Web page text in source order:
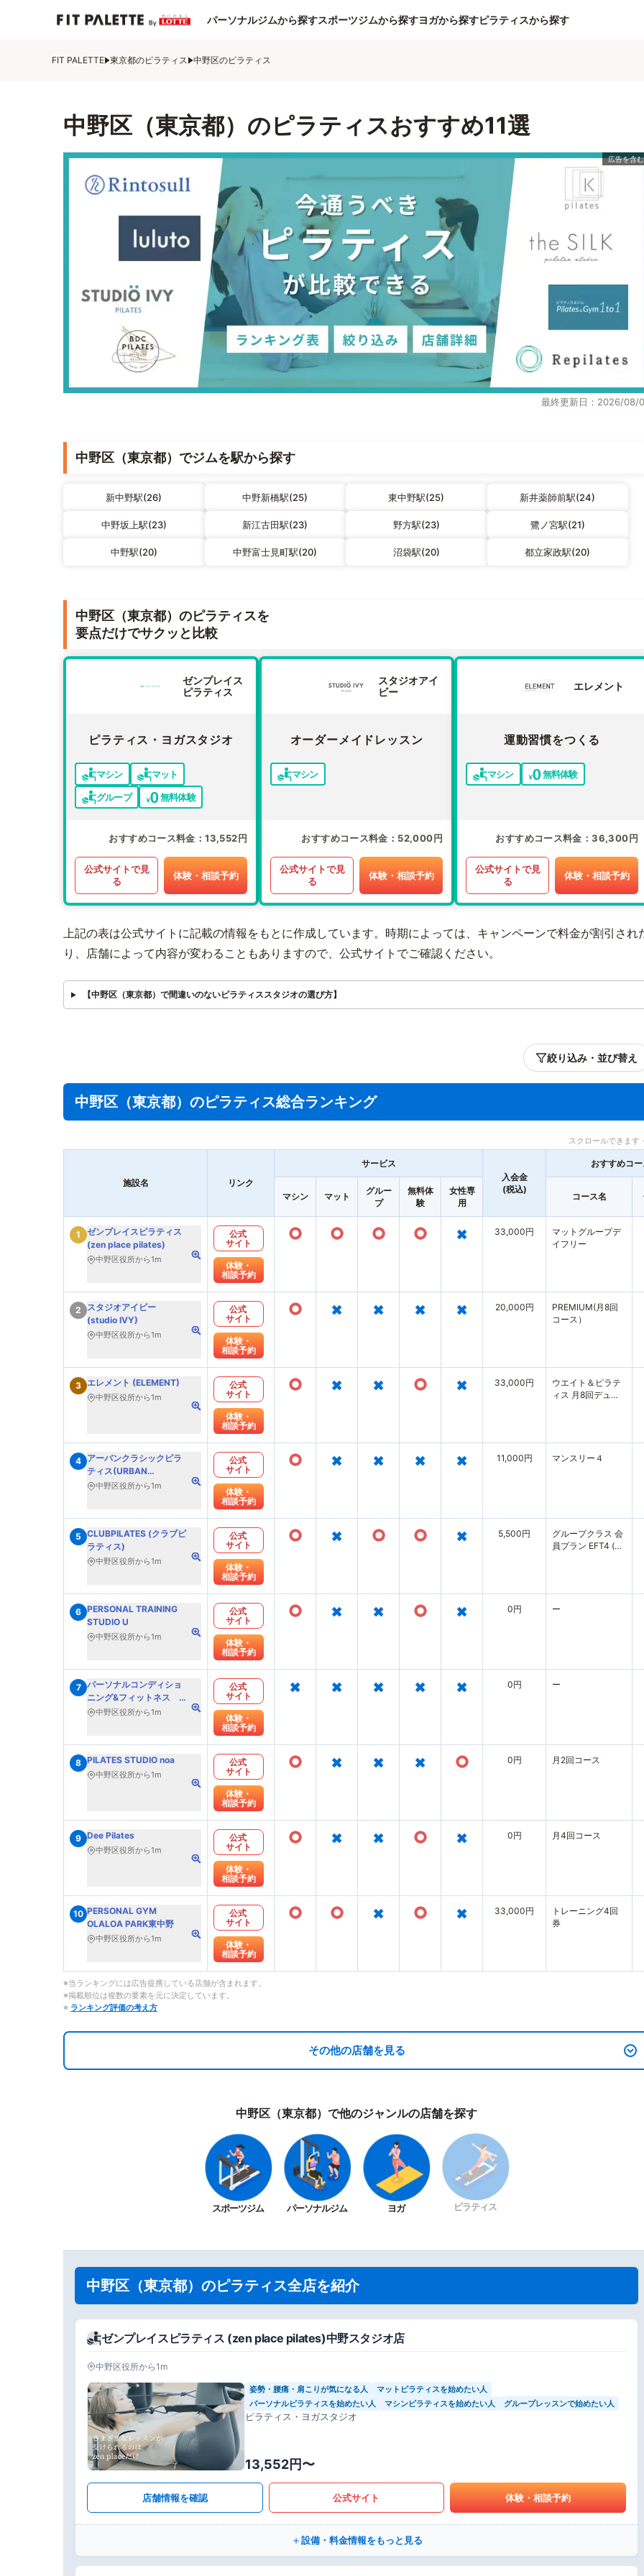
パーソナルジムから探すスポーツジムから探すヨガから探すピラティスから探す
FIT PALETTE 東京都のピラティス 中野区のピラティス
中野区（東京都）のピラティスおすすめ11選
最終更新日：2026/08/
中野区（東京都）でジムを駅から探す
新中野駅(26) 中野新橋駅(25) 東中野駅(25) 新井薬師前駅(24)
中野坂上駅(23) 新江古田駅(23) 野方駅(23) 鷺ノ宮駅(21)
中野駅(20) 中野富士見町駅(20) 沼袋駅(20) 都立家政駅(20)
中野区（東京都）のピラティスを
要点だけでサクッと比較
ゼンプレイス
ピラティス
ピラティス・ヨガスタジオ
マシン
マット
グループ
無料体験
おすすめコース料金 13,552円
公式サイトで見
る
体験・相談予約
スタジオアイ
ビー
オーダーメイドレッスン
マシン
おすすめコース料金 52,000円
公式サイトで見
る
体験・相談予約
エレメント
運動習慣をつくる
マシン 無料体験
おすすめコース料金 36,300円
公式サイトで見
る
体験・相談予約
上記の表は公式サイトに記載の情報をもとに作成しています。時期によっては、キャンペーンで料金が割引され
り、店舗によって内容が変わることもありますので、公式サイトでご確認ください。
【中野区（東京都）で間違いのないピラティススタジオの選び方】
絞り込み・並び替え
中野区（東京都）のピラティス総合ランキング
スクロールできま
施設名 リンク
サービス
入会金
(税込)
おすすめコ
マシン マット
グルー
プ
無料体
験
女性専
用
コース名
1
ゼンプレイスピラティス
(zen place pilates)
中野区役所から1m
公式
サイト
体験・
相談予約
○ ○ ○ ○ × 33,000円
マットグループデ
イフリー
2
スタジオアイビー
(studio IVY)
中野区役所から1m
公式
サイト
体験・
相談予約
○ × × × × 20,000円
PREMIUM(月8回
コース）
3 エレメント (ELEMENT)
中野区役所から1m
公式
サイト
体験・
相談予約
○ × × ○ × 33,000円
ウエイト＆ピラテ
ィス 月8回デュア
4 アーバンクラシックピラ
ティス(URBAN
CLASSIC PILATES)
中野区役所から1m
公式
サイト
体験・
相談予約
○ × × × × 11,000円 マンスリー４
5 CLUBPILATES (クラブピ
ラティス)
中野区役所から1m
公式
サイト
体験・
相談予約
○ × ○ ○ × 5,500円
グループクラス 会
員プラン EFT4 (月
6 PERSONAL TRAINING
STUDIO U
中野区役所から1m
公式
サイト
体験・
相談予約
○ × × ○ × 0円 ー
7 パーソナルコンディショ
ニング&フィットネス
jamMDy(ジャムディ)
中野区役所から1m
公式
サイト
体験・
相談予約
× × × × × 0円 ー
8 PILATES STUDIO noa
中野区役所から1m
公式
サイト
体験・
相談予約
○ × × × ○ 0円 月2回コース
9 Dee Pilates
中野区役所から1m
公式
サイト
体験・
相談予約
○ × × ○ × 0円 月4回コース
10 PERSONAL GYM
OLALOA PARK東中野
中野区役所から1m
公式
サイト
体験・
相談予約
○ ○ × ○ × 33,000円
トレーニング4回
券
※当ランキングには広告提携している店舗が含まれます。
※掲載順位は複数の要素を元に決定しています。
※ ランキング評価の考え方
その他の店舗を見る
中野区（東京都）で他のジャンルの店舗を探す
スポーツジム パーソナルジム ヨガ ピラティス
中野区（東京都）のピラティス全店を紹介
ゼンプレイスピラティス (zen place pilates)中野スタジオ店
中野区役所から1m
姿勢・腰痛・肩こりが気になる人
マットピラティスを始めたい人
パーソナルピラティスを始めたい人
マシンピラティスを始めたい人 グループレッスンで始めたい人
ピラティス・ヨガスタジオ
13,552円〜
店舗情報を確認 公式サイト 体験・相談予約
設備・料金情報をもっと見る